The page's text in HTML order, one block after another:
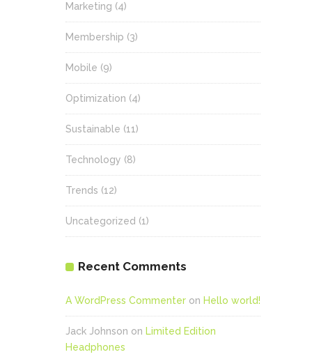
Marketing (4)
Membership (3)
Mobile (9)
Optimization (4)
Sustainable (11)
Technology (8)
Trends (12)
Uncategorized (1)
Recent Comments
A WordPress Commenter on Hello world!
Jack Johnson on Limited Edition
Headphones